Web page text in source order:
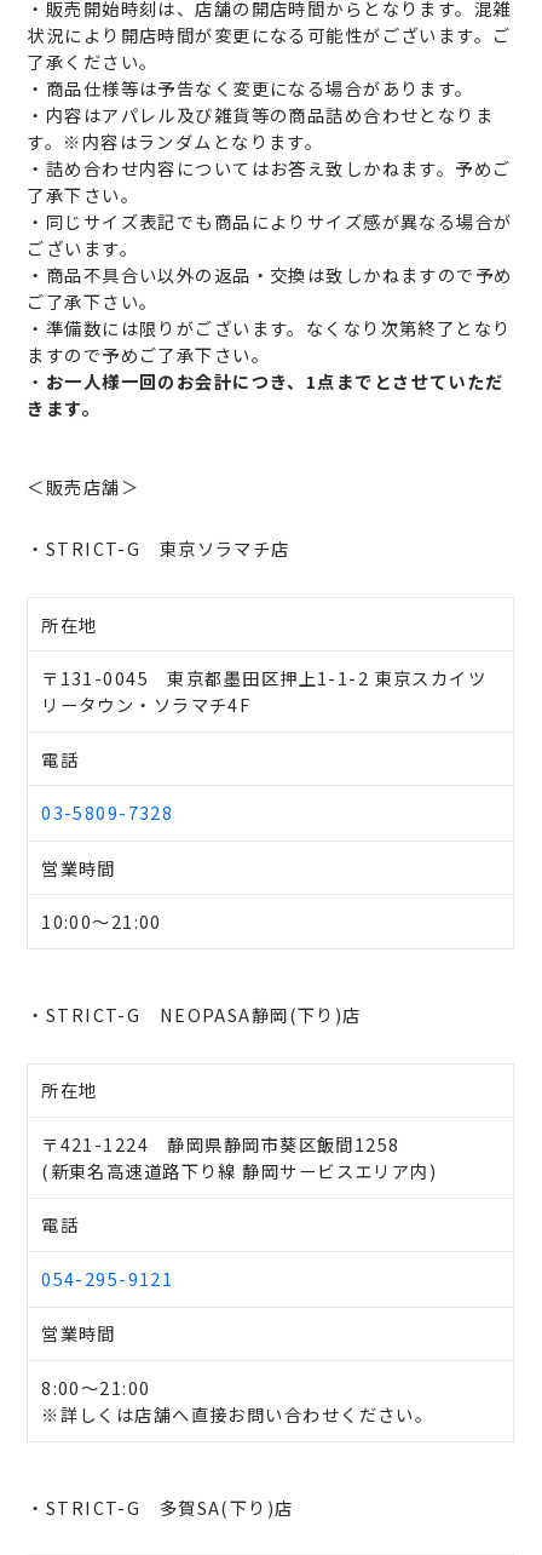
・販売開始時刻は、店舗の開店時間からとなります。混雑
状況により開店時間が変更になる可能性がございます。ご
了承ください。
・商品仕様等は予告なく変更になる場合があります。
・内容はアパレル及び雑貨等の商品詰め合わせとなりま
す。※内容はランダムとなります。
・詰め合わせ内容についてはお答え致しかねます。予めご
了承下さい。
・同じサイズ表記でも商品によりサイズ感が異なる場合が
ございます。
・商品不具合い以外の返品・交換は致しかねますので予め
ご了承下さい。
・準備数には限りがございます。なくなり次第終了となり
ますので予めご了承下さい。
・ お一人様一回のお会計につき、1点までとさせていただ
きます。
＜販売店舗＞
・STRICT-G 東京ソラマチ店
所在地
〒131-0045 東京都墨田区押上1-1-2 東京スカイツ
リータウン・ソラマチ4F
電話
03-5809-7328
営業時間
10:00～21:00
・STRICT-G NEOPASA静岡(下り)店
所在地
〒421-1224 静岡県静岡市葵区飯間1258
(新東名高速道路下り線 静岡サービスエリア内)
電話
054-295-9121
営業時間
8:00～21:00
※詳しくは店舗へ直接お問い合わせください。
・STRICT-G 多賀SA(下り)店